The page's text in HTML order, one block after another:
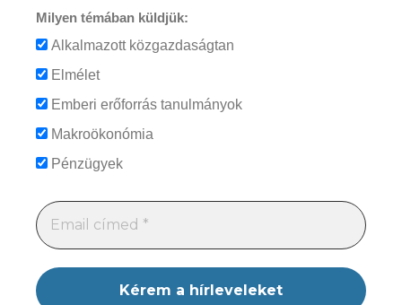
Milyen témában küldjük:
Alkalmazott közgazdaságtan
Elmélet
Emberi erőforrás tanulmányok
Makroökonómia
Pénzügyek